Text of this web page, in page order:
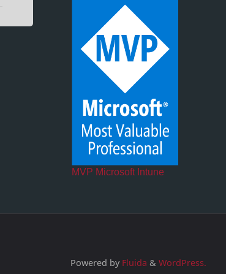
MVP Microsoft Intune
Powered by Fluida & WordPress.